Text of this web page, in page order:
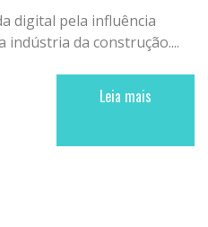
digital pela influência
da construção....
Leia mais